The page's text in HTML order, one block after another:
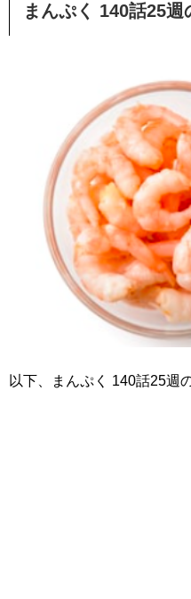
まんぷく 140話25
以下、まんぷく 140話25週